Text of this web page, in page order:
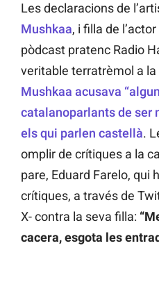
Les declaracions de
Mushkaa, i filla de l’actor
pòdcast pratenc Radio
veritable terratrèmol a
Mushkaa acusava
catalanoparlants de ser
els qui parlen castellà.
omplir de crítiques a la
pare, Eduard Farelo, qui
crítiques, a través de
X- contra la seva filla:
cacera, esgota les